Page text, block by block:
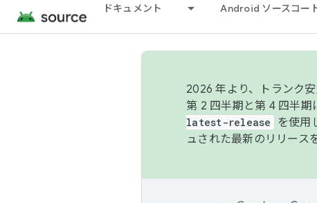
ドキュメント Android ソースコー
2026 年より、トランク
第 2 四半期と第 4 四半期
latest-release を使用
ュされた最新のリリース